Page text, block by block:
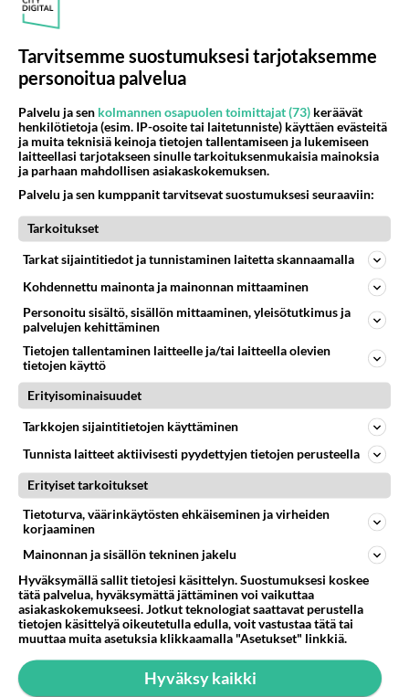
keitele
koulun ja työn perässä 70-luvun alussa. tuntiskos
samaksi paikak...
10.02.2008 15:13 10 1656
YLEISTÄ POHJOIS-SAVOSTA
Ruttojuuren hävittäminen
Kuka vois puuttua Vesannolla Horonkylällä ruttojuuren
poissaamiseksi ja hävittämiseksi Lypsylänmutkasta tien
vierestä ja...
07.06.2026 15:45 2
Pelit/harkat kuseskelu nurkilla
Bajamaja haisee näin kuumalla kun haisee
miehet.Hirvee kusen lemu täyttää tieno...
23.06.2026 16:56 0 <50
YLEISTÄ POHJOIS-SAVOSTA Vastattu 1kk
20.09.2025 16:15 1 241
Tarvitsemme suostumuksesi tarjotaksemme
personoitua palvelua
Palvelu ja sen kolmannen osapuolen toimittajat (73) keräävät
henkilötietoja (esim. IP-osoite tai laitetunniste) käyttäen evästeitä
ja muita teknisiä keinoja tietojen tallentamiseen ja lukemiseen
laitteellasi tarjotakseen sinulle tarkoituksenmukaisia mainoksia
ja parhaan mahdollisen asiakaskokemuksen.
Palvelu ja sen kumppanit tarvitsevat suostumuksesi seuraaviin:
Tarkoitukset
Tarkat sijaintitiedot ja tunnistaminen laitetta skannaamalla
Kohdennettu mainonta ja mainonnan mittaaminen
Personoitu sisältö, sisällön mittaaminen, yleisötutkimus ja
palvelujen kehittäminen
Tietojen tallentaminen laitteelle ja/tai laitteella olevien
tietojen käyttö
Erityisominaisuudet
Tarkkojen sijaintitietojen käyttäminen
Tunnista laitteet aktiivisesti pyydettyjen tietojen perusteella
Erityiset tarkoitukset
Tietoturva, väärinkäytösten ehkäiseminen ja virheiden
korjaaminen
Mainonnan ja sisällön tekninen jakelu
Hyväksymällä sallit tietojesi käsittelyn. Suostumuksesi koskee
tätä palvelua, hyväksymättä jättäminen voi vaikuttaa
asiakaskokemukseesi. Jotkut teknologiat saattavat perustella
tietojen käsittelyä oikeutetulla edulla, voit vastustaa tätä tai
muuttaa muita asetuksia klikkaamalla "Asetukset" linkkiä.
Hyväksy kaikki